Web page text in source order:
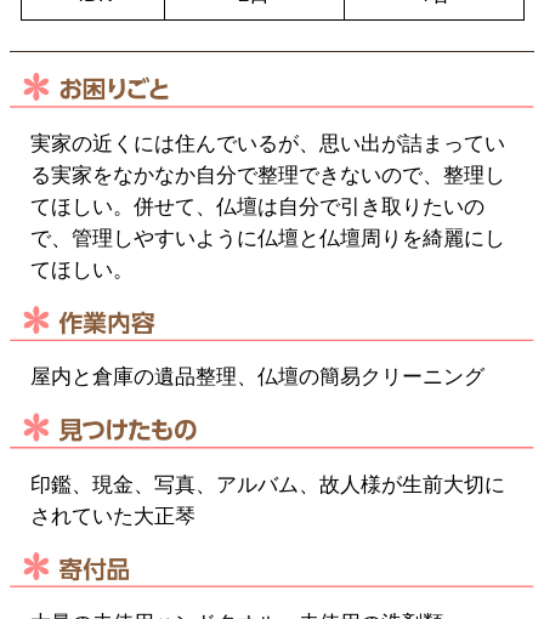
実家の近くには住んでいるが、思い出が詰まってい
る実家をなかなか自分で整理できないので、整理し
てほしい。併せて、仏壇は自分で引き取りたいの
で、管理しやすいように仏壇と仏壇周りを綺麗にし
てほしい。
屋内と倉庫の遺品整理、仏壇の簡易クリーニング
印鑑、現金、写真、アルバム、故人様が生前大切に
されていた大正琴